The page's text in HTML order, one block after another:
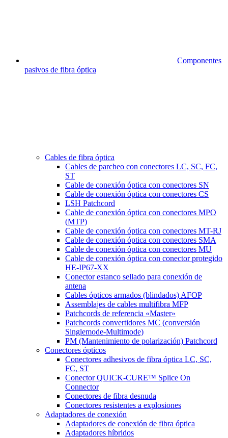
Componentes
pasivos de fibra óptica
Cables de fibra óptica
Cables de parcheo con conectores LC, SC, FC,
ST
Cable de conexión óptica con conectores SN
Cable de conexión óptica con conectores CS
LSH Patchcord
Cable de conexión óptica con conectores MPO
(MTP)
Cable de conexión óptica con conectores MT-RJ
Cable de conexión óptica con conectores SMA
Cable de conexión óptica con conectores MU
Cable de conexión óptica con conector protegido
HE-IP67-XX
Conector estanco sellado para conexión de
antena
Cables ópticos armados (blindados) AFOP
Assemblajes de cables multifibra MFP
Patchcords de referencia «Master»
Patchcords convertidores MC (conversión
Singlemode-Multimode)
PM (Mantenimiento de polarización) Patchcord
Conectores ópticos
Conectores adhesivos de fibra óptica LC, SC,
FC, ST
Conector QUICK-CURE™ Splice On
Connector
Conectores de fibra desnuda
Conectores resistentes a explosiones
Adaptadores de conexión
Adaptadores de conexión de fibra óptica
Adaptadores híbridos